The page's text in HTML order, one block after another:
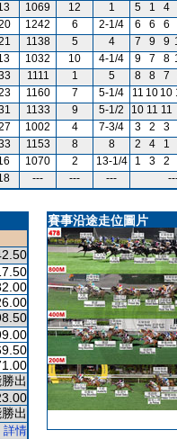
1069 12 1 5 1 4
1242 6 2-1/4 6 6 6
1138 5 4 7 9 9
1032 10 4-1/4 9 7 8
1111 1 5 8 8 7
1160 7 5-1/4 11 10 10
1133 9 5-1/2 10 11 11
1002 4 7-3/4 3 2 3
1153 8 8 2 4 1
1070 2 13-1/4 1 3 2
--- --- ---
出
出
詳情
賽事沿途走位圖片